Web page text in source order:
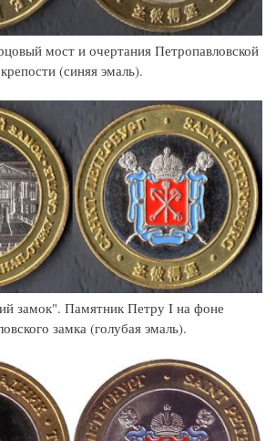
мост и очертания Петропавловской
крепости (синяя эмаль).
замок". Памятник Петру I на фоне
замка (голубая эмаль).